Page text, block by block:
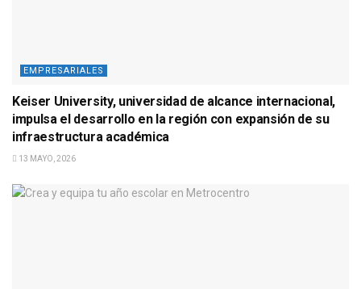
EMPRESARIALES
Keiser University, universidad de alcance internacional,
impulsa el desarrollo en la región con expansión de su
infraestructura académica
13 MAYO, 2026